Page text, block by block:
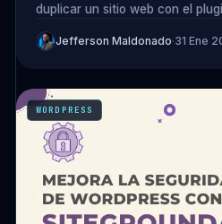
duplicar un sitio web con el
Jefferson Maldonado·31 Ene
WORDPRESS